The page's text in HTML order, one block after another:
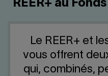
À propos
REER+ au
Le REER+ et
vous offrent
qui, combinés,